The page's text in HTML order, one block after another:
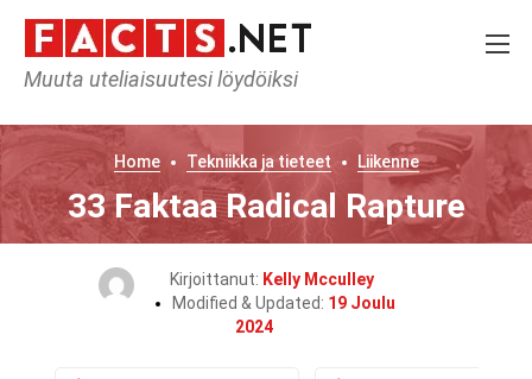
Muuta uteliaisuutesi löydöiksi
Home Tekniikka ja tieteet Liikenne
33 Faktaa Radical Rapture
Kirjoittanut: Kelly Mcculley
Modified & Updated: 19 Joulu
2024